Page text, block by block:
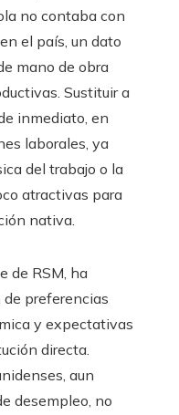
no contaba con
el país, un dato
mano de obra
Sustituir a
inmediato, en
laborales, ya
del trabajo o la
atractivas para
nativa.
de RSM, ha
preferencias
y expectativas
directa.
aun
desempleo, no